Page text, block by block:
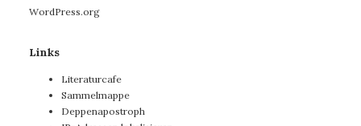
WordPress.org
Links
Literaturcafe
Sammelmappe
Deppenapostroph